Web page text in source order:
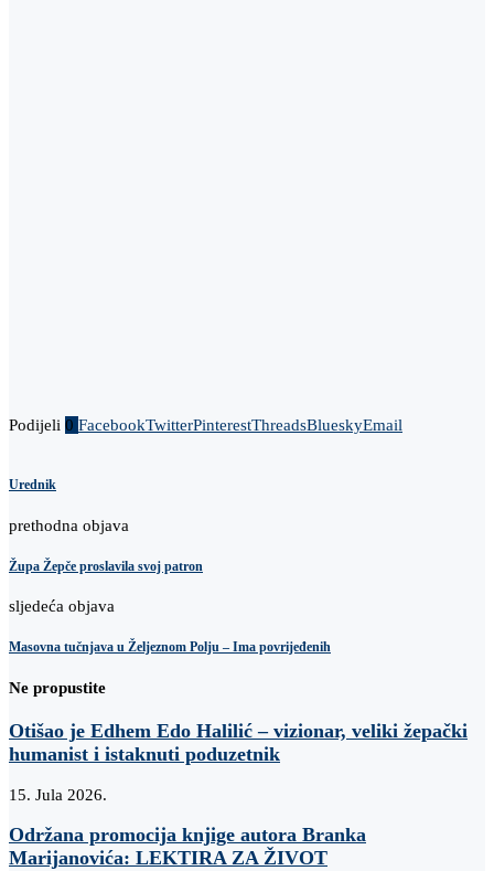
Podijeli 0 FacebookTwitterPinterestThreadsBlueskyEmail
Urednik
prethodna objava
Župa Žepče proslavila svoj patron
sljedeća objava
Masovna tučnjava u Željeznom Polju – Ima povrijeđenih
Ne propustite
Otišao je Edhem Edo Halilić – vizionar, veliki žepački
humanist i istaknuti poduzetnik
15. Jula 2026.
Održana promocija knjige autora Branka
Marijanovića: LEKTIRA ZA ŽIVOT